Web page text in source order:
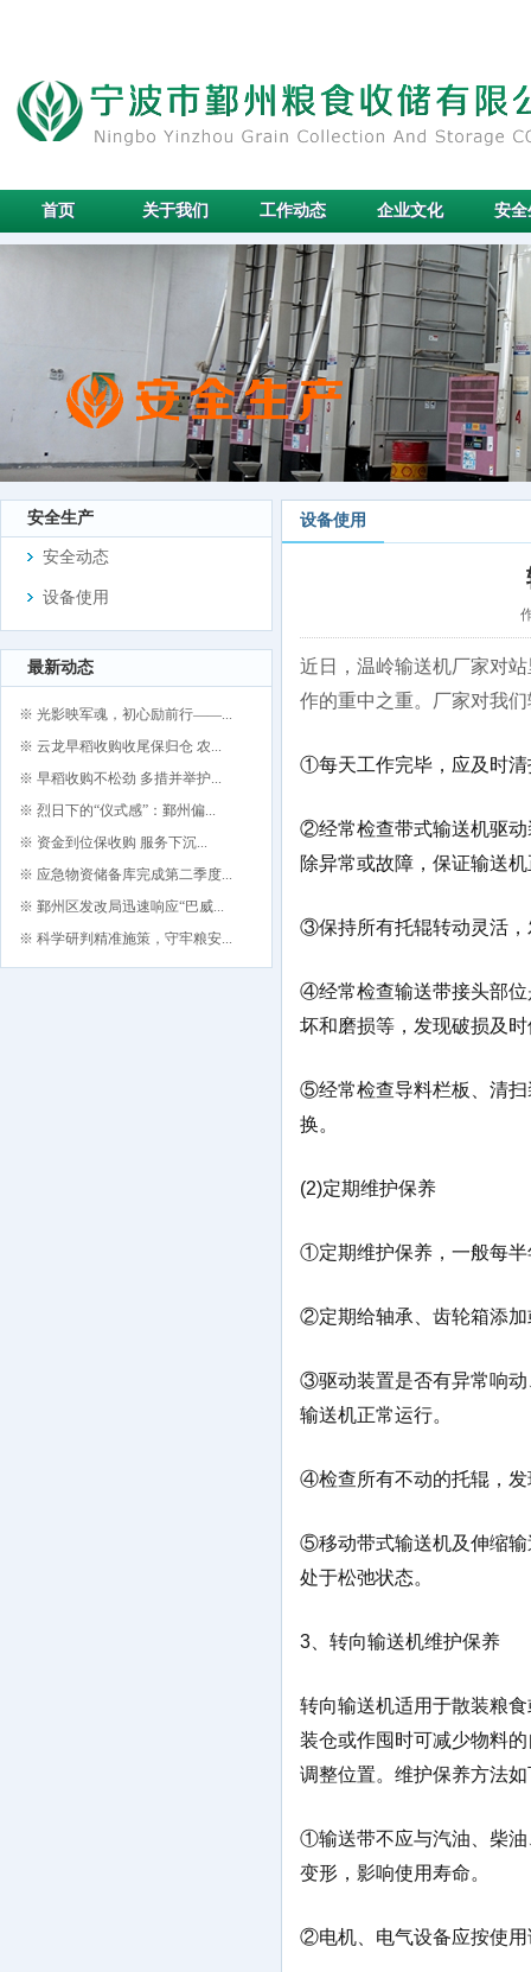
首页 关于我们 工作动态 企业文化 安全
安全生产
安全动态
设备使用
最新动态
※ 光影映军魂，初心励前行——...
※ 云龙早稻收购收尾保归仓 农...
※ 早稻收购不松劲 多措并举护...
※ 烈日下的“仪式感”：鄞州偏...
※ 资金到位保收购 服务下沉...
※ 应急物资储备库完成第二季度...
※ 鄞州区发改局迅速响应“巴威...
※ 科学研判精准施策，守牢粮安...
设备使用
近日，温岭输送机厂家对
作的重中之重。厂家对我
①每天工作完毕，应及时清
②经常检查带式输送机驱动
除异常或故障，保证输送
③保持所有托辊转动灵活，
④经常检查输送带接头部位
坏和磨损等，发现破损及
⑤经常检查导料栏板、清扫
换。
(2)定期维护保养
①定期维护保养，一般每
②定期给轴承、齿轮箱添加
③驱动装置是否有异常响动
输送机正常运行。
④检查所有不动的托辊，发
⑤移动带式输送机及伸缩输
处于松弛状态。
3、转向输送机维护保养
转向输送机适用于散装粮
装仓或作囤时可减少物料
调整位置。维护保养方法
①输送带不应与汽油、柴油
变形，影响使用寿命。
②电机、电气设备应按使